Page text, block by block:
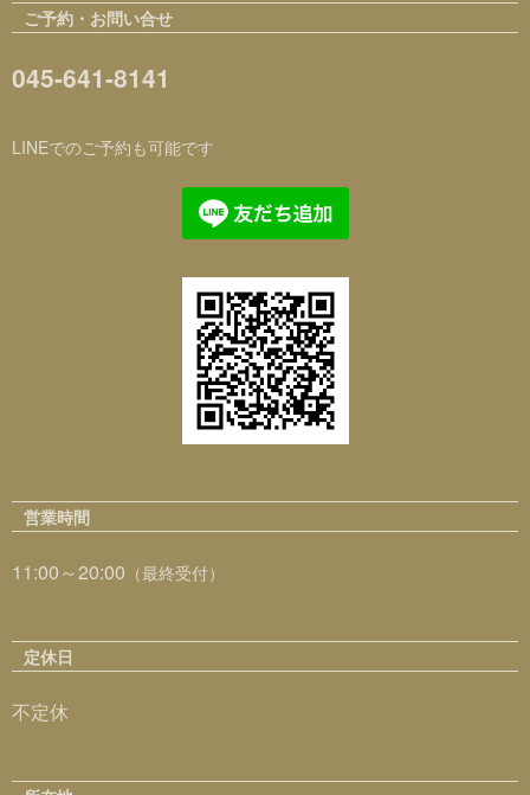
ご予約・お問い合せ
045-641-8141
LINEでのご予約も可能です
営業時間
11:00～20:00 （最終受付）
定休日
不定休